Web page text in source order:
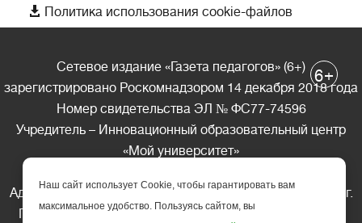
 Политика использования cookie-файлов
Сетевое издание «Газета педагогов» (6+)
зарегистрировано Роскомнадзором 14 декабря 2018 года
Номер свидетельства ЭЛ № ФС77-74596
Учредитель – Инновационный образовательный центр
«Мой университет»
Адрес редакции: 185035 Россия, Республика Карелия, г.
Петрозаводск, ул. Фридриха Энгельса д.10, офис 211
6+
Наш сайт использует Cookie, чтобы гарантировать вам
максимальное удобство. Пользуясь сайтом, вы